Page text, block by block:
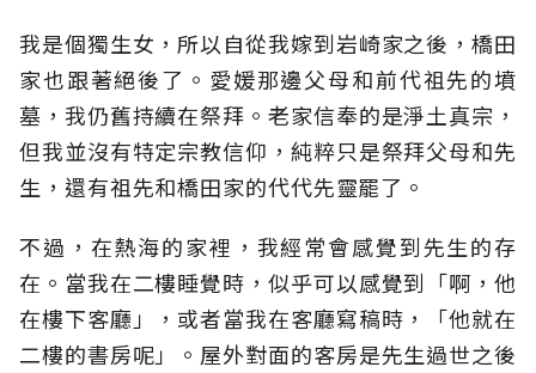
我是個獨生女，所以自從我嫁到岩崎家之後，橋田
家也跟著絕後了。愛媛那邊父母和前代祖先的墳
墓，我仍舊持續在祭拜。老家信奉的是淨土真宗，
但我並沒有特定宗教信仰，純粹只是祭拜父母和先
生，還有祖先和橋田家的代代先靈罷了。
不過，在熱海的家裡，我經常會感覺到先生的存
在。當我在二樓睡覺時，似乎可以感覺到「啊，他
在樓下客廳」，或者當我在客廳寫稿時，「他就在
二樓的書房呢」。屋外對面的客房是先生過世之後